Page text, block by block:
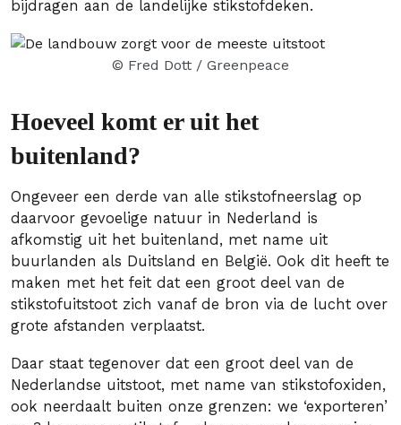
bijdragen aan de landelijke stikstofdeken.
© Fred Dott / Greenpeace
Hoeveel komt er uit het
buitenland?
Ongeveer een derde van alle stikstofneerslag op
daarvoor gevoelige natuur in Nederland is
afkomstig uit het buitenland, met name uit
buurlanden als Duitsland en België. Ook dit heeft te
maken met het feit dat een groot deel van de
stikstofuitstoot zich vanaf de bron via de lucht over
grote afstanden verplaatst.
Daar staat tegenover dat een groot deel van de
Nederlandse uitstoot, met name van stikstofoxiden,
ook neerdaalt buiten onze grenzen: we ‘exporteren’